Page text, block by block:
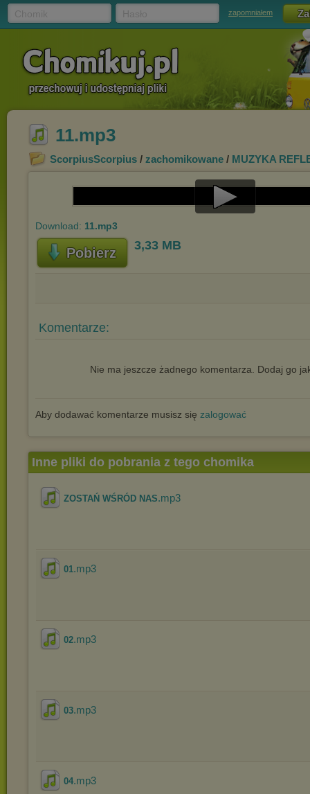
zapomniałem
11.mp3
ScorpiusScorpius / zachomikowane / MUZYKA
Play
Download: 11.mp3
Pobierz 3,33 MB
Komentarze:
Nie ma jeszcze żadnego komentarza. Dodaj go
Aby dodawać komentarze musisz się zalogować
Inne pliki do pobrania z tego chomika
ZOSTAŃ WŚRÓD NAS.mp3
01.mp3
02.mp3
03.mp3
04.mp3